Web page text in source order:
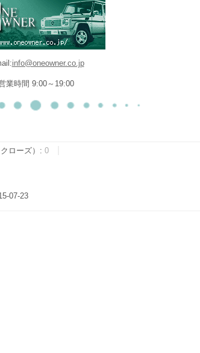
info@oneowner.co.jp
業時間 9:00～19:00
ローズ）: 0
07-23